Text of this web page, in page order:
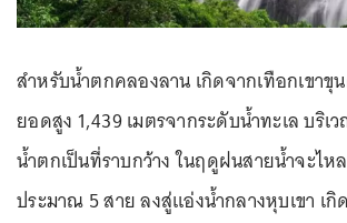
สำหรับน้ำตกคลองลาน เกิดจากเทือกเขาขุ
ยอดสูง 1,439 เมตรจากระดับน้ำทะเล บริเ
น้ำตกเป็นที่ราบกว้าง ในฤดูฝนสายน้ำจะไห
ประมาณ 5 สาย ลงสู่แอ่งน้ำกลางหุบเขา เกิ